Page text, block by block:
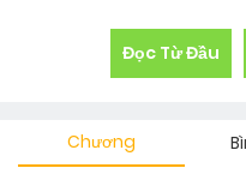
Đọc Từ Đầu
Chương